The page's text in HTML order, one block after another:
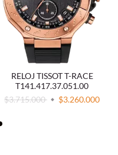
RELOJ TISSOT T-RACE
T141.417.37.051.00
$3.715.000
$3.260.000